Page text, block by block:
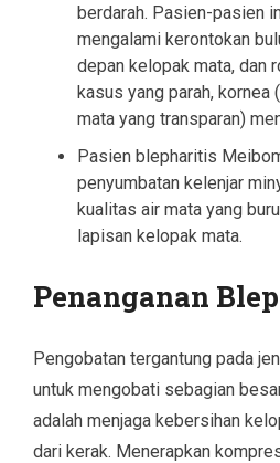
berdarah. Pasien-pasien
mengalami kerontokan
depan kelopak mata, dan
kasus yang parah, kornea
mata yang transparan)
Pasien blepharitis
penyumbatan kelenjar
kualitas air mata yang
lapisan kelopak mata.
Penanganan
Pengobatan tergantung pada
untuk mengobati sebagian
adalah menjaga kebersihan
dari kerak. Menerapkan